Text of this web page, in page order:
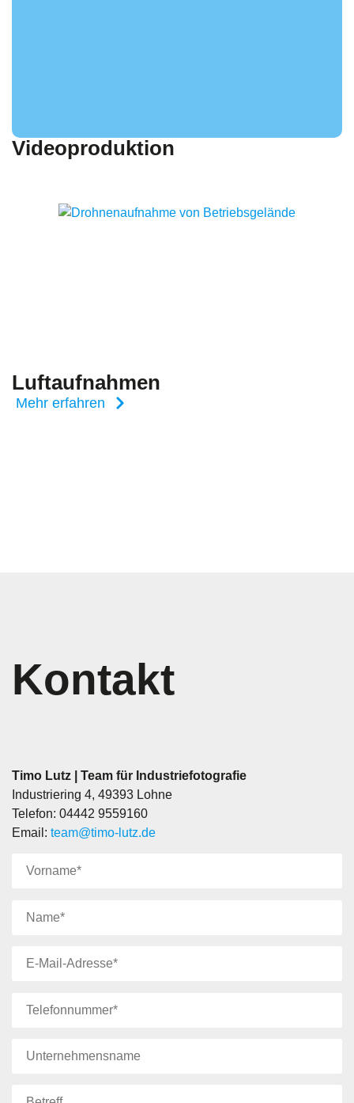
Videoproduktion
Luftaufnahmen
Mehr erfahren
Kontakt
Timo Lutz | Team für Industriefotografie
Industriering 4, 49393 Lohne
Telefon: 04442 9559160
Email: team@timo-lutz.de